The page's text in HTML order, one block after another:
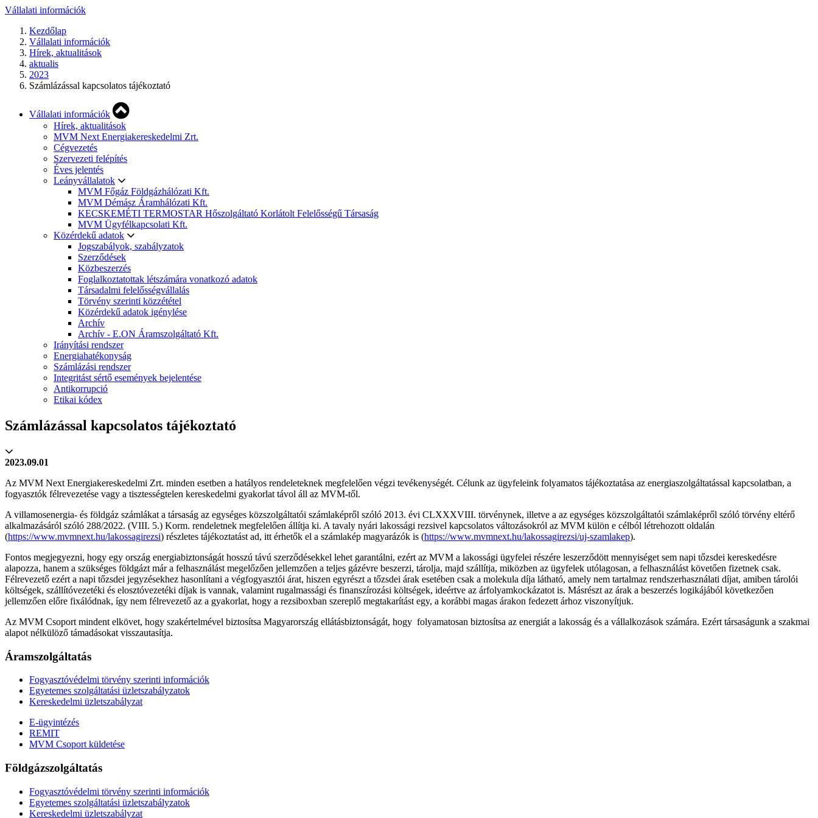
Vállalati információk
Kezdőlap
Vállalati információk
Hírek, aktualitások
aktualis
2023
Számlázással kapcsolatos tájékoztató
Vállalati információk
Hírek, aktualitások
MVM Next Energiakereskedelmi Zrt.
Cégvezetés
Szervezeti felépítés
Éves jelentés
Leányvállalatok
MVM Főgáz Földgázhálózati Kft.
MVM Démász Áramhálózati Kft.
KECSKEMÉTI TERMOSTAR Hőszolgáltató Korlátolt Felelősségű Társaság
MVM Ügyfélkapcsolati Kft.
Közérdekű adatok
Jogszabályok, szabályzatok
Szerződések
Közbeszerzés
Foglalkoztatottak létszámára vonatkozó adatok
Társadalmi felelősségvállalás
Törvény szerinti közzététel
Közérdekű adatok igénylése
Archív
Archív - E.ON Áramszolgáltató Kft.
Irányítási rendszer
Energiahatékonyság
Számlázási rendszer
Integritást sértő események bejelentése
Antikorrupció
Etikai kódex
Számlázással kapcsolatos tájékoztató
2023.09.01
Az MVM Next Energiakereskedelmi Zrt. minden esetben a hatályos rendeleteknek megfelelően végzi tevékenységét. Célunk az ügyfeleink folyamatos tájékoztatása az energiaszolgáltatással kapcsolatban, a
fogyasztók félrevezetése vagy a tisztességtelen kereskedelmi gyakorlat távol áll az MVM-től.
A villamosenergia- és földgáz számlákat a társaság az egységes közszolgáltatói számlaképről szóló 2013. évi CLXXXVIII. törvénynek, illetve a az egységes közszolgáltatói számlaképről szóló törvény eltérő
alkalmazásáról szóló 288/2022. (VIII. 5.) Korm. rendeletnek megfelelően állítja ki. A tavaly nyári lakossági rezsivel kapcsolatos változásokról az MVM külön e célból létrehozott oldalán
(https://www.mvmnext.hu/lakossagirezsi) részletes tájékoztatást ad, itt érhetők el a számlakép magyarázók is (https://www.mvmnext.hu/lakossagirezsi/uj-szamlakep).
Fontos megjegyezni, hogy egy ország energiabiztonságát hosszú távú szerződésekkel lehet garantálni, ezért az MVM a lakossági ügyfelei részére leszerződött mennyiséget sem napi tőzsdei kereskedésre
alapozza, hanem a szükséges földgázt már a felhasználást megelőzően jellemzően a teljes gázévre beszerzi, tárolja, majd szállítja, miközben az ügyfelek utólagosan, a felhasználást követően fizetnek csak.
Félrevezető ezért a napi tőzsdei jegyzésekhez hasonlítani a végfogyasztói árat, hiszen egyrészt a tőzsdei árak esetében csak a molekula díja látható, amely nem tartalmaz rendszerhasználati díjat, amiben tárolói
költségek, szállítóvezetéki és elosztóvezetéki díjak is vannak, valamint rugalmassági és finanszírozási költségek, ideértve az árfolyamkockázatot is. Másrészt az árak a beszerzés logikájából következően
jellemzően előre fixálódnak, így nem félrevezető az a gyakorlat, hogy a rezsiboxban szereplő megtakarítást egy, a korábbi magas árakon fedezett árhoz viszonyítjuk.
Az MVM Csoport mindent elkövet, hogy szakértelmével biztosítsa Magyarország ellátásbiztonságát, hogy folyamatosan biztosítsa az energiát a lakosság és a vállalkozások számára. Ezért társaságunk a szakmai
alapot nélkülöző támadásokat visszautasítja.
Áramszolgáltatás
Fogyasztóvédelmi törvény szerinti információk
Egyetemes szolgáltatási üzletszabályzatok
Kereskedelmi üzletszabályzat
E-ügyintézés
REMIT
MVM Csoport küldetése
Földgázszolgáltatás
Fogyasztóvédelmi törvény szerinti információk
Egyetemes szolgáltatási üzletszabályzatok
Kereskedelmi üzletszabályzat